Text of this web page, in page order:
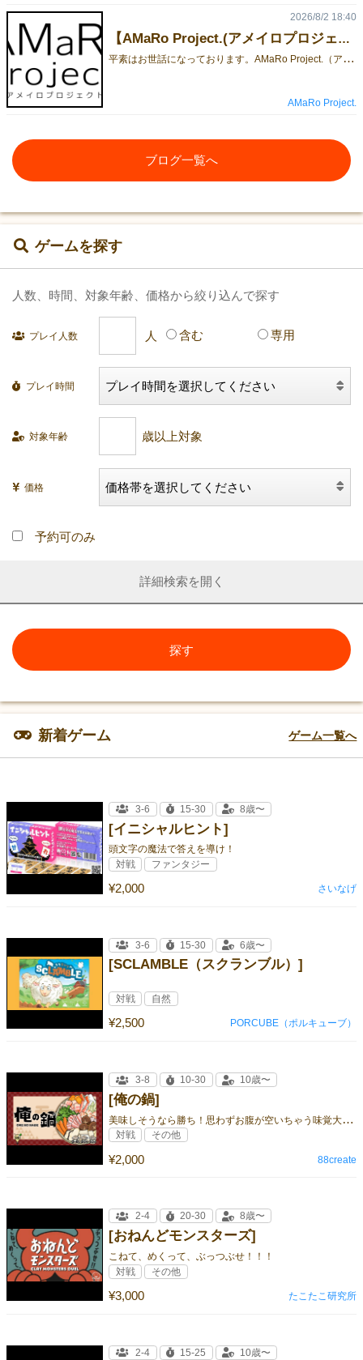
【AMaRo Project.(アメイロプロジェクト)】ゲームマーケット2026秋出展します！
平
素はお世話になっております。AMaRo Project.（アメイロプロジェクト）瀬田まみむめもです。ゲームマーケット2026秋について、当サークルは、1日目、10月17日 土曜日に出展いたします。ブースカットはこちらとなります。詳細については、以下のnote記事を御覧ください。note：【AMaRo Project.(アメイロプロジェクト)】ゲームマーケット2026秋出展します！
2026/8/2 18:40
AMaRo Project.
ブログ一覧へ
ゲームを探す
人数、時間、対象年齢、価格から絞り込んで探す
プレイ人数 含む 専用
プレイ時間
対象年齢
価格
予約可のみ
詳細検索
探す
新着ゲーム ゲーム一覧へ
[イニシャルヒント]
頭文字の魔法で答えを導け！
¥2,000
3-6 15-30 8歳〜
対戦 ファンタジー
さいなげ
[SCLAMBLE（スクランブル）]
¥2,500
3-6 15-30 6歳〜
対戦 自然
PORCUBE（ポルキューブ）
[俺の鍋]
美
味しそうなら勝ち！思わずお腹が空いちゃう味覚大喜利ゲーム
¥2,000
3-8 10-30 10歳〜
対戦 その他
88create
[おねんどモンスターズ]
こねて、めくって、ぶっつぶせ！！！
¥3,000
2-4 20-30 8歳〜
対戦 その他
たこたこ研究所
2-4 15-25 10歳〜